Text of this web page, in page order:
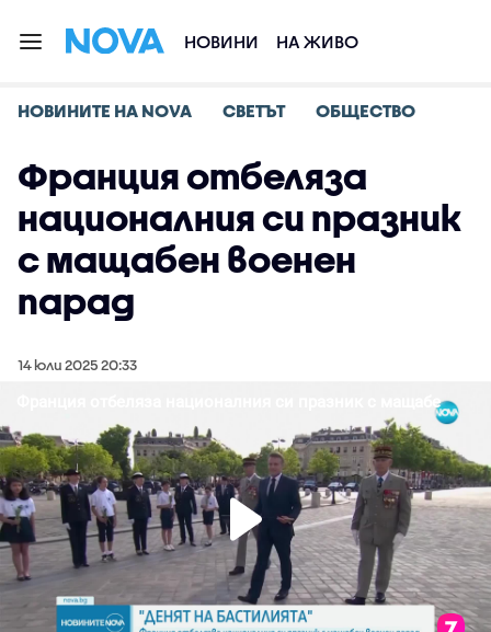
НОВИНИ НА ЖИВО
НОВИНИТЕ НА NOVA СВЕТЪТ ОБЩЕСТВО
Франция отбеляза
националния си празник
с мащабен военен
парад
14 юли 2025 20:33